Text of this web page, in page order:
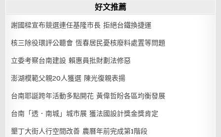
好文推薦
謝國樑宣布競選連任基隆市長 拒絕台鐵換捷運
核三除役環評公聽會 恆春居民憂核廢料處置等問題
立委考察台南建設 賴惠員批財劃法修惡
澎湖模範父親20人獲選 陳光復親表揚
台南耶誕跨年活動多點開花 黃偉哲盼各區均衡發展
台南「透．南城」城市展 獲法國設計獎金獎肯定
墾丁大街人行空間改善 農曆年前完成第1階段